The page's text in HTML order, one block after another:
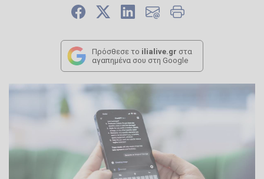
Πρόσθεσε το ilialive.gr στα
αγαπημένα σου στη Google